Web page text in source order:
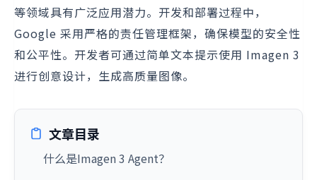
等领域具有广泛应用潜力。开发和部署过程中，
Google 采用严格的责任管理框架，确保模型的安全性
和公平性。开发者可通过简单文本提示使用 Imagen 3
进行创意设计，生成高质量图像。
文章目录
什么是Imagen 3 Agent？